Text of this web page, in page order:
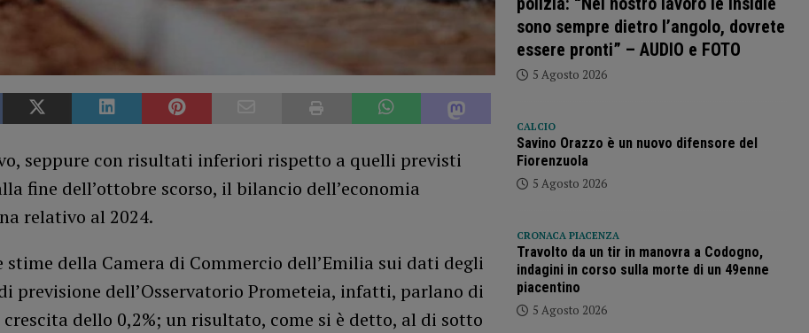
seppure con risultati inferiori rispetto a quelli previsti
fine dell’ottobre scorso, il bilancio dell’economia
relativo al 2024.
stime della Camera di Commercio dell’Emilia sui dati degli
previsione dell’Osservatorio Prometeia, infatti, parlano di
dello 0,2%; un risultato, come si è detto, al di sotto
sono sempre dietro l’angolo, dovrete
essere pronti” – AUDIO e FOTO
5 Agosto 2026
CALCIO
Savino Orazzo è un nuovo difensore del
Fiorenzuola
5 Agosto 2026
CRONACA PIACENZA
Travolto da un tir in manovra a Codogno,
indagini in corso sulla morte di un 49enne
piacentino
5 Agosto 2026